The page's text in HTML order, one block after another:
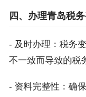
四、办理青岛税
- 及时办理：税务
不一致而导致的税
- 资料完整性：确